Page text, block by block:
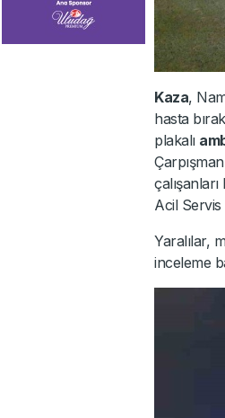
Kaza,
hasta
plakalı
Acil Servis
Yaralılar,
inceleme